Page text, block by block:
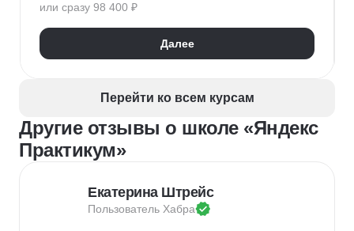
Kanban
Scrum
Управление проектами
Тайм-менеджмент
Управление удаленной командой
или сразу 98 400 ₽
Далее
Перейти ко всем курсам
Другие отзывы о школе «Яндекс
Практикум»
Екатерина Штрейс
Пользователь Хабра